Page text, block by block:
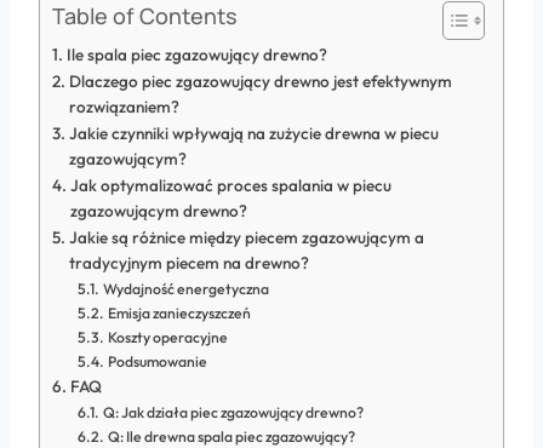
Table of Contents
Ile spala piec zgazowujący drewno?
Dlaczego piec zgazowujący drewno jest efektywnym
rozwiązaniem?
Jakie czynniki wpływają na zużycie drewna w piecu
zgazowującym?
Jak optymalizować proces spalania w piecu
zgazowującym drewno?
Jakie są różnice między piecem zgazowującym a
tradycyjnym piecem na drewno?
Wydajność energetyczna
Emisja zanieczyszczeń
Koszty operacyjne
Podsumowanie
FAQ
Q: Jak działa piec zgazowujący drewno?
Q: Ile drewna spala piec zgazowujący?